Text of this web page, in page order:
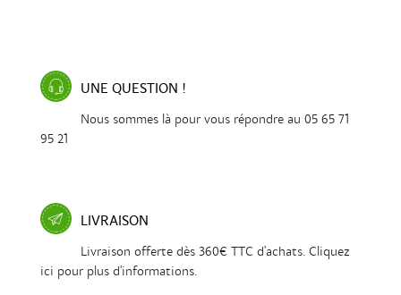
UNE QUESTION !
Nous sommes là pour vous répondre au 05 65 71
95 21
LIVRAISON
Livraison offerte dès 360€ TTC d'achats. Cliquez
ici pour plus d'informations.